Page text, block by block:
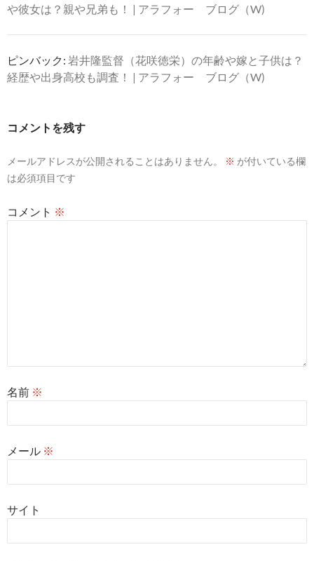
や彼女は？親や兄弟も！ | アラフォー ブログ（W)
ピンバック: 岩井隆監督（花咲徳栄）の年齢や嫁と子供は？
経歴や出身高校も調査！ | アラフォー ブログ（W)
コメントを残す
メールアドレスが公開されることはありません。 ※ が付いている欄
は必須項目です
コメント ※
名前 ※
メール ※
サイト